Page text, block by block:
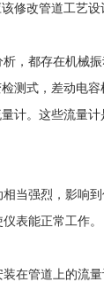
修改管道工艺
，都存在机械
测式，差动电
计。这些流量
当强烈，影响
表能正常工作。
在管道上的流